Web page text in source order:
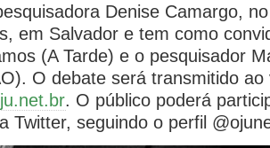
Denise Camargo,
em Salvador e tem como
(A Tarde) e o pesquisador
O debate será transmitido ao
. O público poderá
Twitter, seguindo o perfil